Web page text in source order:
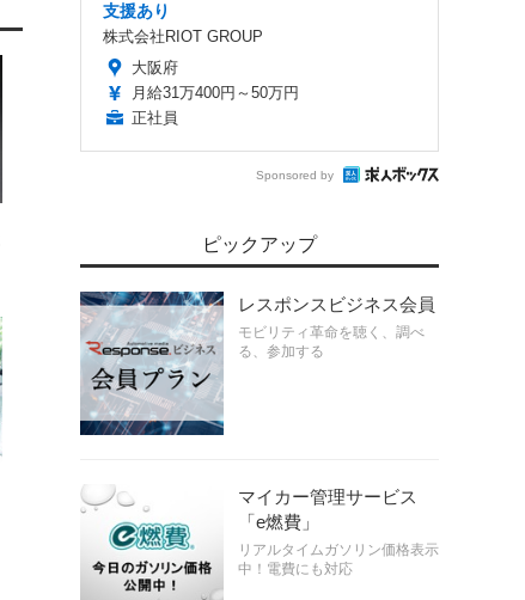
支援あり
株式会社RIOT GROUP
大阪府
月給31万400円～50万円
正社員
Sponsored by
ピックアップ
レスポンスビジネス会員
モビリティ革命を聴く、調べ
る、参加する
マイカー管理サービス
「e燃費」
リアルタイムガソリン価格表示
中！電費にも対応